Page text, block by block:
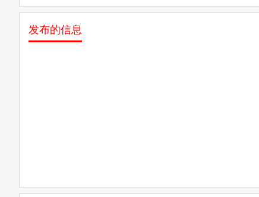
发布的信息